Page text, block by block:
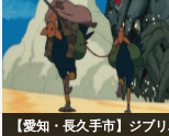
【愛知・長久手市】ジブ